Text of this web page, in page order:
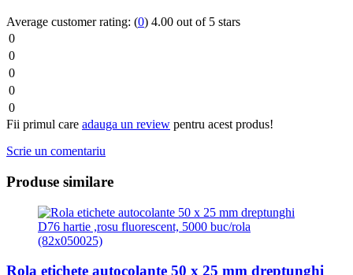
Average customer rating: (0) 4.00 out of 5 stars
0
0
0
0
0
Fii primul care adauga un review pentru acest produs!
Scrie un comentariu
Produse similare
Rola etichete autocolante 50 x 25 mm dreptunghi